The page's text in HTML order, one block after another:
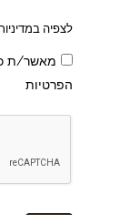
לצפיה
מאשר/ת
הפרטיות